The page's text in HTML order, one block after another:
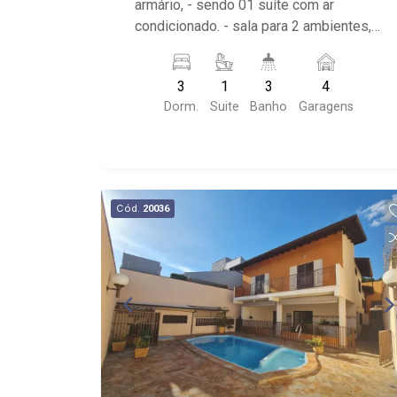
armário, - sendo 01 suíte com ar
condicionado. - sala para 2 ambientes, -
cozinha planeja, - roupeiro, - área de
serviço, - garagem para 4 automóveis. -
varanda gourmet - quintal
3
Dorm.
1
Suite
3
Banho
4
Garagens
Cód. 20036